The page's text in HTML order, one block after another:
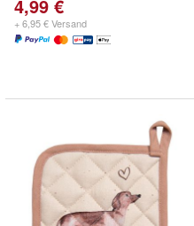
4,99 €
+ 6,95 € Versand